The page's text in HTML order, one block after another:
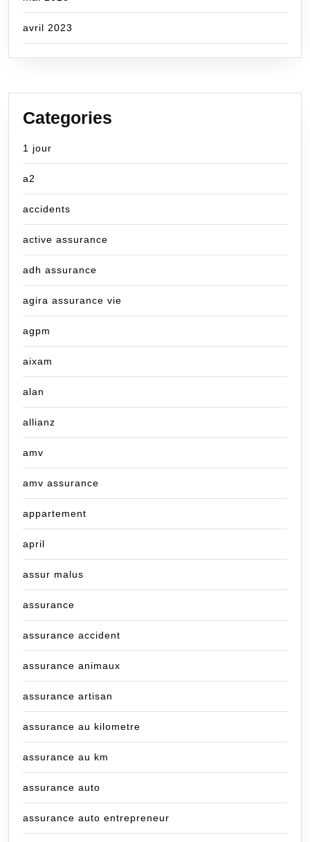
avril 2023
Categories
1 jour
a2
accidents
active assurance
adh assurance
agira assurance vie
agpm
aixam
alan
allianz
amv
amv assurance
appartement
april
assur malus
assurance
assurance accident
assurance animaux
assurance artisan
assurance au kilometre
assurance au km
assurance auto
assurance auto entrepreneur